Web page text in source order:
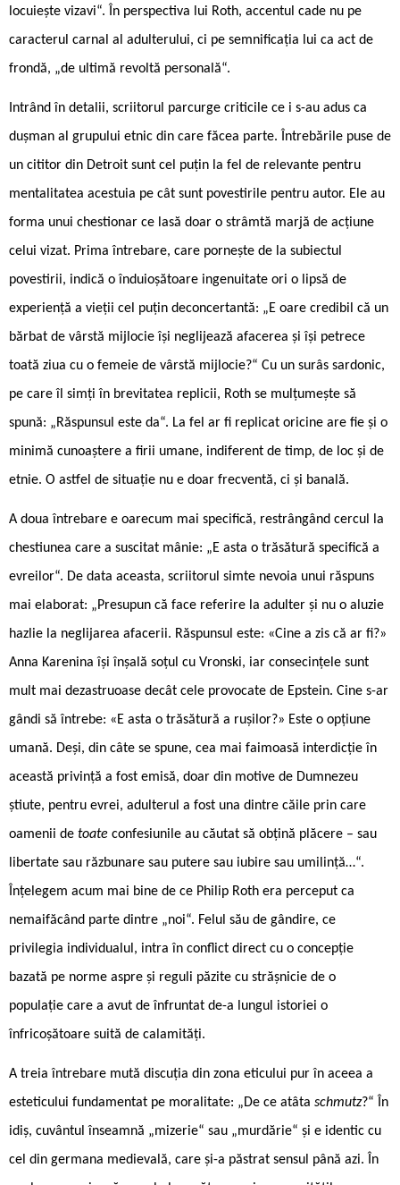
locuiește vizavi“. În perspectiva lui Roth, accentul cade nu pe
caracterul carnal al adulterului, ci pe semnificația lui ca act de
frondă, „de ultimă revoltă personală“.
Intrând în detalii, scriitorul parcurge criticile ce i s-au adus ca
dușman al grupului etnic din care făcea parte. Întrebările puse de
un cititor din Detroit sunt cel puțin la fel de relevante pentru
mentalitatea acestuia pe cât sunt povestirile pentru autor. Ele au
forma unui chestionar ce lasă doar o strâmtă marjă de acțiune
celui vizat. Prima întrebare, care pornește de la subiectul
povestirii, indică o înduioșătoare ingenuitate ori o lipsă de
experiență a vieții cel puțin deconcertantă: „E oare credibil că un
bărbat de vârstă mijlocie își neglijează afacerea și își petrece
toată ziua cu o femeie de vârstă mijlocie?“ Cu un surâs sardonic,
pe care îl simți în brevitatea replicii, Roth se mulțumește să
spună: „Răspunsul este da“. La fel ar fi replicat oricine are fie și o
minimă cunoaștere a firii umane, indiferent de timp, de loc și de
etnie. O astfel de situație nu e doar frecventă, ci și banală.
A doua întrebare e oarecum mai specifică, restrângând cercul la
chestiunea care a suscitat mânie: „E asta o trăsătură specifică a
evreilor“. De data aceasta, scriitorul simte nevoia unui răspuns
mai elaborat: „Presupun că face referire la adulter și nu o aluzie
hazlie la neglijarea afacerii. Răspunsul este: «Cine a zis că ar fi?»
Anna Karenina își înșală soțul cu Vronski, iar consecințele sunt
mult mai dezastruoase decât cele provocate de Epstein. Cine s-ar
gândi să întrebe: «E asta o trăsătură a rușilor?» Este o opțiune
umană. Deși, din câte se spune, cea mai faimoasă interdicție în
această privință a fost emisă, doar din motive de Dumnezeu
știute, pentru evrei, adulterul a fost una dintre căile prin care
oamenii de toate confesiunile au căutat să obțină plăcere – sau
libertate sau răzbunare sau putere sau iubire sau umilință…“.
Înțelegem acum mai bine de ce Philip Roth era perceput ca
nemaifăcând parte dintre „noi“. Felul său de gândire, ce
privilegia individualul, intra în conflict direct cu o concepție
bazată pe norme aspre și reguli păzite cu strășnicie de o
populație care a avut de înfruntat de-a lungul istoriei o
înfricoșătoare suită de calamități.
A treia întrebare mută discuția din zona eticului pur în aceea a
esteticului fundamentat pe moralitate: „De ce atâta schmutz?“ În
idiș, cuvântul înseamnă „mizerie“ sau „murdărie“ și e identic cu
cel din germana medievală, care și-a păstrat sensul până azi. În